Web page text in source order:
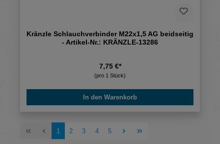
Kränzle Schlauchverbinder M22x1,5 AG beidseitig
- Artikel-Nr.: KRÄNZLE-13286
7,75 €*
(pro 1 Stück)
In den Warenkorb
Seite
1 Seite
2 Seite
3 Seite
4 Seite
5